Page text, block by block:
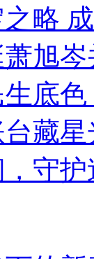
略
旭
底
藏
守